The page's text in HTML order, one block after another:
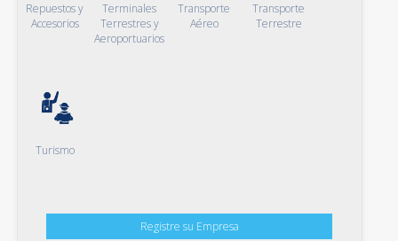
Repuestos y
Accesorios
Terminales
Terrestres y
Aeroportuarios
Transporte
Aéreo
Transporte
Terrestre
Turismo
Registre su Empresa